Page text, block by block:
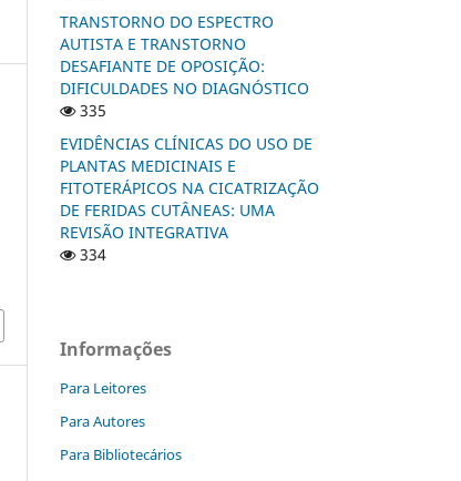
TRANSTORNO DO ESPECTRO
AUTISTA E TRANSTORNO
DESAFIANTE DE OPOSIÇÃO:
DIFICULDADES NO DIAGNÓSTICO
335
EVIDÊNCIAS CLÍNICAS DO USO DE
PLANTAS MEDICINAIS E
FITOTERÁPICOS NA CICATRIZAÇÃO
DE FERIDAS CUTÂNEAS: UMA
REVISÃO INTEGRATIVA
334
Informações
Para Leitores
Para Autores
Para Bibliotecários